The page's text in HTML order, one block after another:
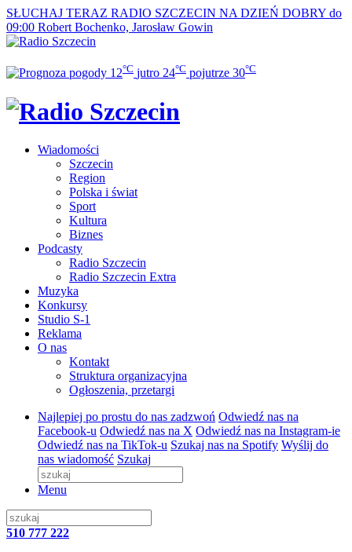
SŁUCHAJ TERAZ RADIO SZCZECIN NA DZIEŃ DOBRY do
09:00 Robert Bochenko, Jarosław Gowin
12°C jutro 24°C pojutrze 30°C
Wiadomości
Szczecin
Region
Polska i świat
Sport
Kultura
Biznes
Podcasty
Radio Szczecin
Radio Szczecin Extra
Muzyka
Konkursy
Studio S-1
Reklama
O nas
Kontakt
Struktura organizacyjna
Ogłoszenia, przetargi
Najlepiej po prostu do nas zadzwoń Odwiedź nas na
Facebook-u Odwiedź nas na X Odwiedź nas na Instagram-ie
Odwiedź nas na TikTok-u Szukaj nas na Spotify Wyślij do
nas wiadomość Szukaj
Menu
510 777 222